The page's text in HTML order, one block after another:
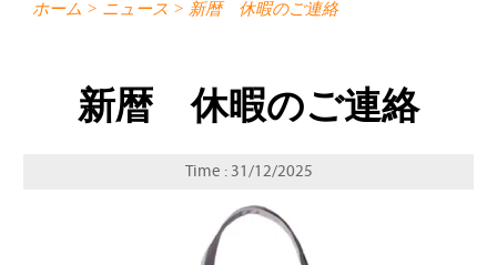
ホーム > ニュース > 新暦 休暇のご連絡
新暦 休暇のご連絡
Time : 31/12/2025